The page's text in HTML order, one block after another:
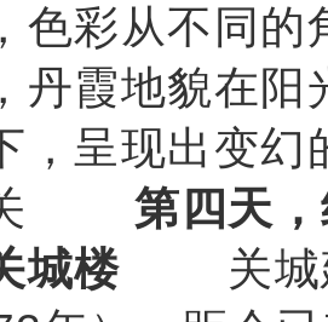
色彩从不同的
丹霞地貌在阳
，呈现出变幻
关 第四天
城楼 关城建